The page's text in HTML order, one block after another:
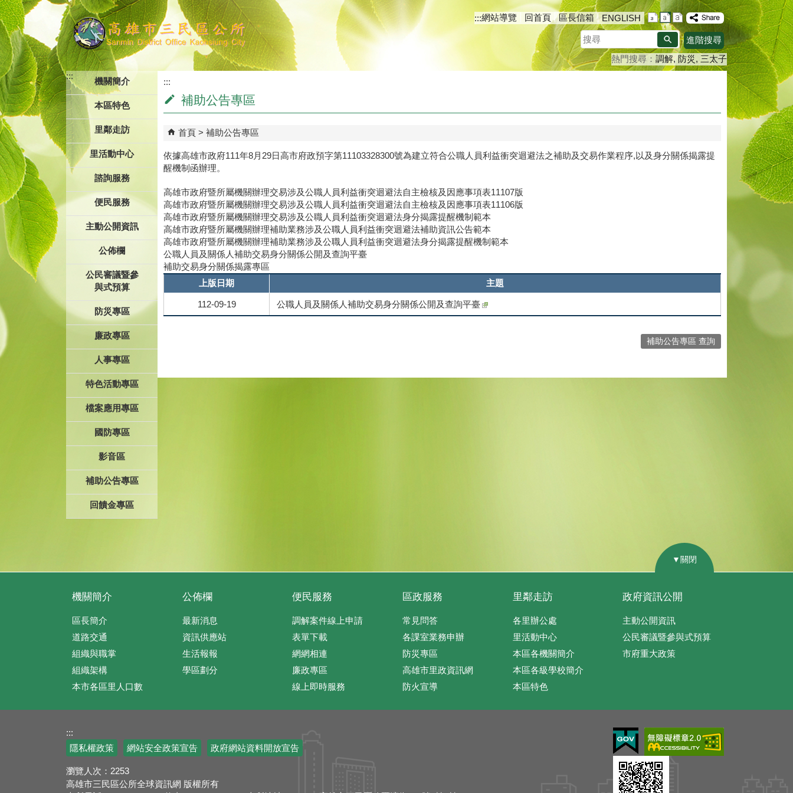
跳到主要內容區塊
:::網站導覽 回首頁 區長信箱
ENGLISH
搜
尋
進階搜尋
熱門搜尋： 調解 防災
三太子
:::
機關簡介
本區特色
里鄰走訪
里活動中心
諮詢服務
便民服務
主動公開資訊
公佈欄
公民審議暨參
與式預算
防災專區
廉政專區
人事專區
特色活動專區
檔案應用專區
國防專區
影音區
補助公告專區
回饋金專區
:::
補助公告專區
首頁 補助公告專區
依據高雄市政府111年8月29日高市府政預字第11103328300號為建立符合公職人員利益衝突迴避法之補助及交易作業程序,以及身分關係揭露提
醒機制函辦理。
高雄市政府暨所屬機關辦理交易涉及公職人員利益衝突迴避法自主檢核及因應事項表11107版
高雄市政府暨所屬機關辦理交易涉及公職人員利益衝突迴避法自主檢核及因應事項表11106版
高雄市政府暨所屬機關辦理交易涉及公職人員利益衝突迴避法身分揭露提醒機制範本
高雄市政府暨所屬機關辦理補助業務涉及公職人員利益衝突迴避法補助資訊公告範本
高雄市政府暨所屬機關辦理補助業務涉及公職人員利益衝突迴避法身分揭露提醒機制範本
公職人員及關係人補助交易身分關係公開及查詢平臺
補助交易身分關係揭露專區
上版日期
主題
112-09-19 公職人員及關係人補助交易身分關係公開及查詢平臺
補助公告專區 查詢
▼關閉
機關簡介
區長簡介
道路交通
組織與職掌
組織架構
本市各區里人口數
公佈欄
最新消息
資訊供應站
生活報報
學區劃分
便民服務
調解案件線上申請
表單下載
網網相連
廉政專區
線上即時服務
區政服務
常見問答
各課室業務申辦
防災專區
高雄市里政資訊網
防火宣導
里鄰走訪
各里辦公處
里活動中心
本區各機關簡介
本區各級學校簡介
本區特色
政府資訊公開
主動公開資訊
公民審議暨參與式預算
市府重大政策
:::
隱私權政策
網站安全政策宣告 政府網站資料開放宣告
瀏覽人次： 2253
高雄市三民區公所全球資訊網 版權所有